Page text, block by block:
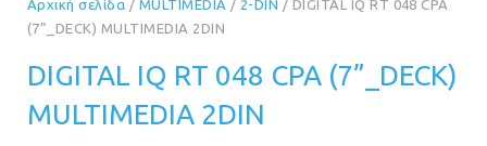
Αρχική σελίδα / MULTIMEDIA / 2-DIN / DIGITAL IQ RT 048 CPA
(7”_DECK) MULTIMEDIA 2DIN
DIGITAL IQ RT 048 CPA (7”_DECK)
MULTIMEDIA 2DIN